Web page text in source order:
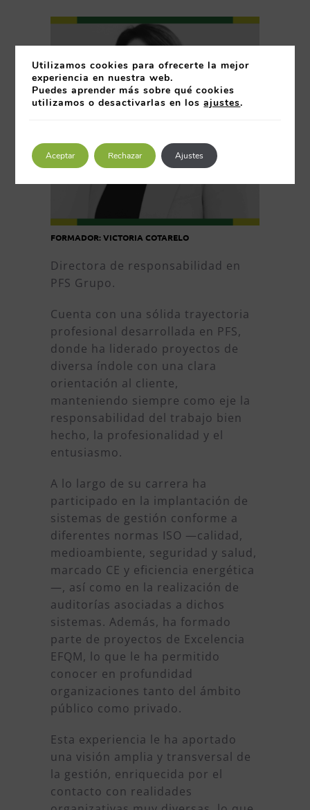
FORMADOR: VICTORIA COTARELO
Directora de responsabilidad en
PFS Grupo.
Cuenta con una sólida trayectoria
profesional desarrollada en PFS,
donde ha liderado proyectos de
diversa índole con una clara
orientación al cliente,
manteniendo siempre como eje la
responsabilidad del trabajo bien
hecho, la profesionalidad y el
entusiasmo.
A lo largo de su carrera ha
participado en la implantación de
sistemas de gestión conforme a
diferentes normas ISO —calidad,
medioambiente, seguridad y salud,
marcado CE y eficiencia energética
—, así como en la realización de
auditorías asociadas a dichos
sistemas. Además, ha formado
parte de proyectos de Excelencia
EFQM, lo que le ha permitido
conocer en profundidad
organizaciones tanto del ámbito
público como privado.
Esta experiencia le ha aportado
una visión amplia y transversal de
la gestión, enriquecida por el
contacto con realidades
Utilizamos cookies para ofrecerte la mejor
experiencia en nuestra web.
Puedes aprender más sobre qué cookies
utilizamos o desactivarlas en losajustes.
Aceptar Rechazar Ajustes